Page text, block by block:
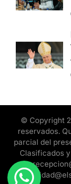
© Copyright
reservados.
parcial del
Clasificados